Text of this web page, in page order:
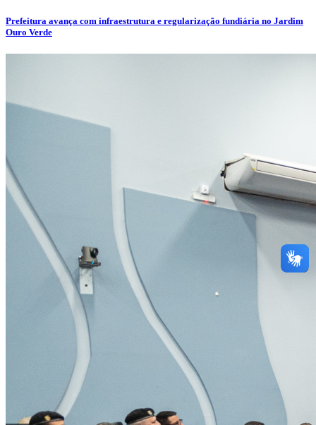
Prefeitura avança com infraestrutura e regularização fundiária no Jardim
Ouro Verde